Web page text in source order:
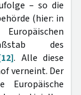
– so die
(hier: in
des
. Alle diese
verneint. Der